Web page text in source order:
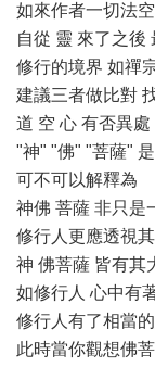
如來作者一切法
自從 靈 來了之後
修行的境界 如禪
建議三者做比對
道 空 心 有否異處
"神" "佛" "菩薩"
可不可以解釋為
神佛 菩薩 非只是
修行人更應透視
神 佛菩薩 皆有其
如修行人 心中有
修行人有了相當
此時當你觀想佛